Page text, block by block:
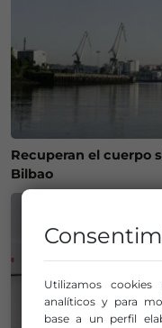
Recuperan el cuerpo
Bilbao
Utilizamos
analíticos y para
base a un perfil